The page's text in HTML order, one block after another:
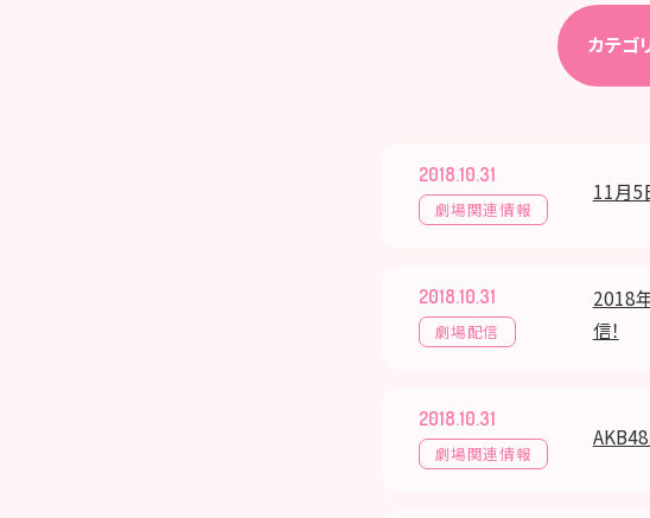
カテゴ
2018.10.31
劇場関連情報
11月5
2018.10.31
劇場配信
2018
信！
2018.10.31
劇場関連情報